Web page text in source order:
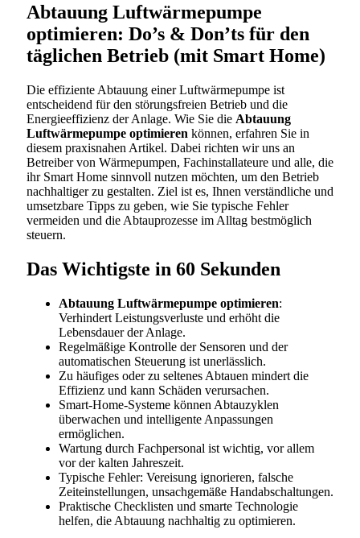
Abtauung Luftwärmepumpe
optimieren: Do’s & Don’ts für den
täglichen Betrieb (mit Smart Home)
Die effiziente Abtauung einer Luftwärmepumpe ist
entscheidend für den störungsfreien Betrieb und die
Energieeffizienz der Anlage. Wie Sie die Abtauung
Luftwärmepumpe optimieren können, erfahren Sie in
diesem praxisnahen Artikel. Dabei richten wir uns an
Betreiber von Wärmepumpen, Fachinstallateure und alle, die
ihr Smart Home sinnvoll nutzen möchten, um den Betrieb
nachhaltiger zu gestalten. Ziel ist es, Ihnen verständliche und
umsetzbare Tipps zu geben, wie Sie typische Fehler
vermeiden und die Abtauprozesse im Alltag bestmöglich
steuern.
Das Wichtigste in 60 Sekunden
Abtauung Luftwärmepumpe optimieren:
Verhindert Leistungsverluste und erhöht die
Lebensdauer der Anlage.
Regelmäßige Kontrolle der Sensoren und der
automatischen Steuerung ist unerlässlich.
Zu häufiges oder zu seltenes Abtauen mindert die
Effizienz und kann Schäden verursachen.
Smart-Home-Systeme können Abtauzyklen
überwachen und intelligente Anpassungen
ermöglichen.
Wartung durch Fachpersonal ist wichtig, vor allem
vor der kalten Jahreszeit.
Typische Fehler: Vereisung ignorieren, falsche
Zeiteinstellungen, unsachgemäße Handabschaltungen.
Praktische Checklisten und smarte Technologie
helfen, die Abtauung nachhaltig zu optimieren.